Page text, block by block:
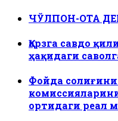
ЧЎЛПОН-ОТА
Қарзга савдо
ҳақидаги
Фойда
ортидаги реал